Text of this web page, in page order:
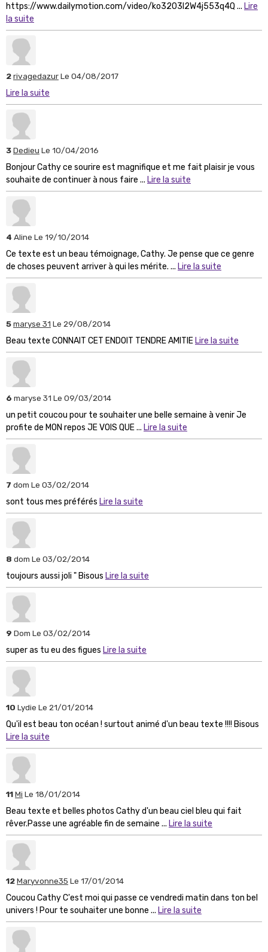
https://www.dailymotion.com/video/ko3203l2W4j553q4Q ... Lire
la suite
2rivagedazurLe 04/08/2017
Lire la suite
3Dedieu Le 10/04/2016
Bonjour Cathy ce sourire est magnifique et me fait plaisir je vous
souhaite de continuer à nous faire ... Lire la suite
4 Aline Le 19/10/2014
Ce texte est un beau témoignage, Cathy. Je pense que ce genre
de choses peuvent arriver à qui les mérite. ... Lire la suite
5maryse 31 Le 29/08/2014
Beau texte CONNAIT CET ENDOIT TENDRE AMITIE Lire la suite
6 maryse 31 Le 09/03/2014
un petit coucou pour te souhaiter une belle semaine à venir Je
profite de MON repos JE VOIS QUE ... Lire la suite
7 dom Le 03/02/2014
sont tous mes préférés Lire la suite
8 dom Le 03/02/2014
toujours aussi joli " Bisous Lire la suite
9 Dom Le 03/02/2014
super as tu eu des figues Lire la suite
10 Lydie Le 21/01/2014
Qu'il est beau ton océan ! surtout animé d'un beau texte !!!! Bisous
Lire la suite
11Mi Le 18/01/2014
Beau texte et belles photos Cathy d'un beau ciel bleu qui fait
rêver.Passe une agréable fin de semaine ... Lire la suite
12Maryvonne35 Le 17/01/2014
Coucou Cathy C'est moi qui passe ce vendredi matin dans ton bel
univers ! Pour te souhaiter une bonne ... Lire la suite